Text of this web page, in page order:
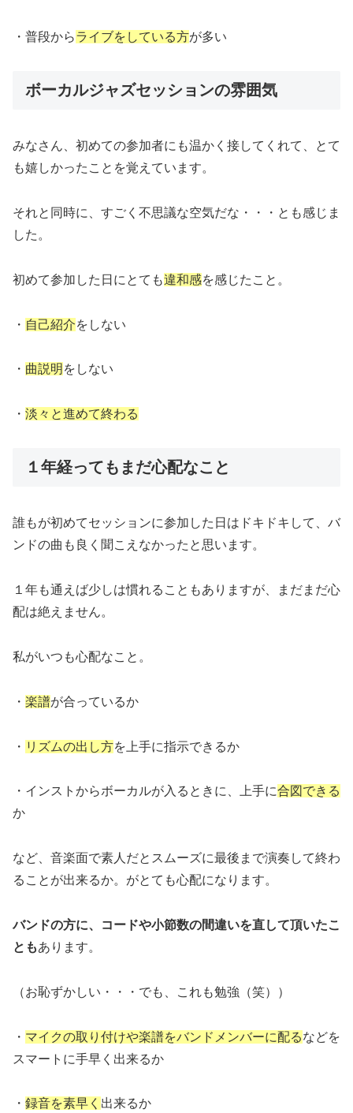
・普段からライブをしている方が多い
ボーカルジャズセッションの雰囲気
みなさん、初めての参加者にも温かく接してくれて、とて
も嬉しかったことを覚えています。
それと同時に、すごく不思議な空気だな・・・とも感じま
した。
初めて参加した日にとても違和感を感じたこと。
・ 自己紹介をしない
・ 曲説明 をしない
・ 淡々 と進めて終わる
１年経ってもまだ心配なこと
誰もが初めてセッションに参加した日はドキドキして、バ
ンドの曲も良く聞こえなかったと思います。
１年も通えば少しは慣れることもありますが、まだまだ心
配は絶えません。
私がいつも心配なこと。
・ 楽譜が合っているか
・ リズムの出し方を上手に指示できるか
・インストからボーカルが入るときに、上手に合図できる
か
など、音楽面で素人だとスムーズに最後まで演奏して終わ
ることが出来るか。がとても心配になります。
バンドの方に、コードや小節数の間違いを直して頂いたこ
ともあります。
（お恥ずかしい・・・でも、これも勉強（笑））
・ マイクの取り付けや楽譜をバンドメンバーに配るなどを
スマートに手早く出来るか
・ 録音を素早く 出来るか